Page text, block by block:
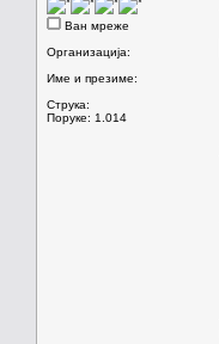
Ван мреже
Организација:
Име и презиме:
Струка:
Поруке: 1.014